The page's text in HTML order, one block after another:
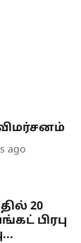
ago
20
பிரபு